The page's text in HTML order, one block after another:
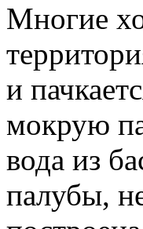
Многие
и
мокрую
вода из
палубы,